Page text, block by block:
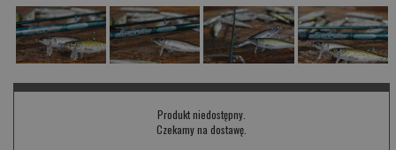
Produkt niedostępny.
Czekamy na dostawę.